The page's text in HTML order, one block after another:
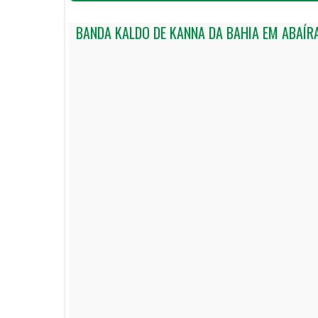
BANDA KALDO DE KANNA DA BAHIA EM